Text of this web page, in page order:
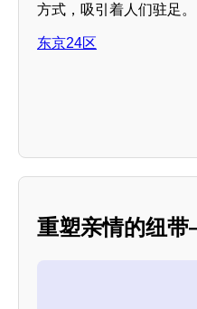
方式，吸引着人们驻足。
东京24区
重塑亲情的纽